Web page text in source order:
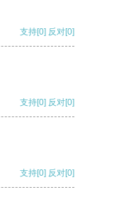
支持[0] 反对[0]
支持[0] 反对[0]
支持[0] 反对[0]